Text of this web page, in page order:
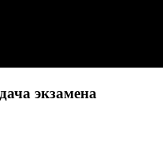
экзамена